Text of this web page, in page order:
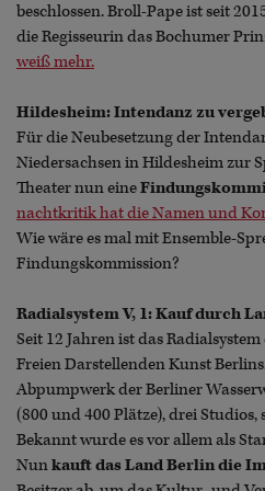
beschlossen. Broll-Pape ist seit
die Regisseurin das Bochumer
weiß mehr.
Hildesheim: Intendanz zu
Für die Neubesetzung der
Niedersachsen in Hildesheim zur
Theater nun eine
nachtkritik hat die Namen und
Wie wäre es mal mit Ensemble-
Findungskommission?
Radialsystem V, 1: Kauf durch
Seit 12 Jahren ist das
Freien Darstellenden Kunst
Abpumpwerk der Berliner
(800 und 400 Plätze), drei Studios,
Bekannt wurde es vor allem als
Nunkauft das Land Berlin die